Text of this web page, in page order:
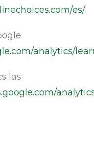
es/
analytics/
las